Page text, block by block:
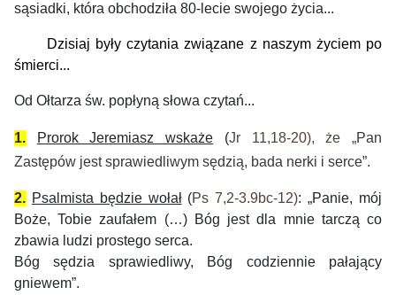
sąsiadki, która obchodziła 80-lecie swojego życia...
Dzisiaj były czytania związane z naszym życiem po
śmierci...
Od Ołtarza św. popłyną słowa czytań...
1. Prorok Jeremiasz wskaże (Jr 11,18-20), że „Pan
Zastępów jest sprawiedliwym sędzią, bada nerki i serce”.
2. Psalmista będzie wołał(Ps 7,2-3.9bc-12): „Panie, mój
Boże, Tobie zaufałem (…) Bóg jest dla mnie tarczą co
zbawia ludzi prostego serca.
Bóg sędzia sprawiedliwy, Bóg codziennie pałający
gniewem”.